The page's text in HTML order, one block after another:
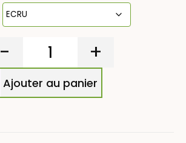
- +
Ajouter au panier